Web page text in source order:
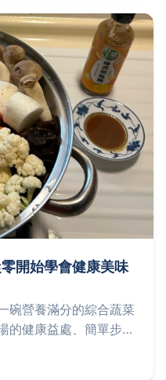
開始學會健康美味
碗營養滿分的綜合蔬菜
的健康益處、簡單步
實用食譜和個人經驗